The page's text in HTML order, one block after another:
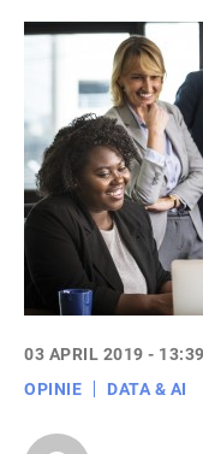
03 APRIL 2019 - 13:39
OPINIE
DATA & AI